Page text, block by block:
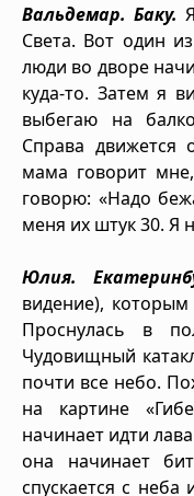
Вальдемар. Баку.
Света. Вот один
люди во дворе
куда-то. Затем я
выбегаю на
Справа движется
мама говорит
говорю: «Надо
меня их штук 30. Я
Юлия.
видение),
Проснулась в
Чудовищный
почти все небо.
на картине
начинает идти
она начинает
спускается с неба